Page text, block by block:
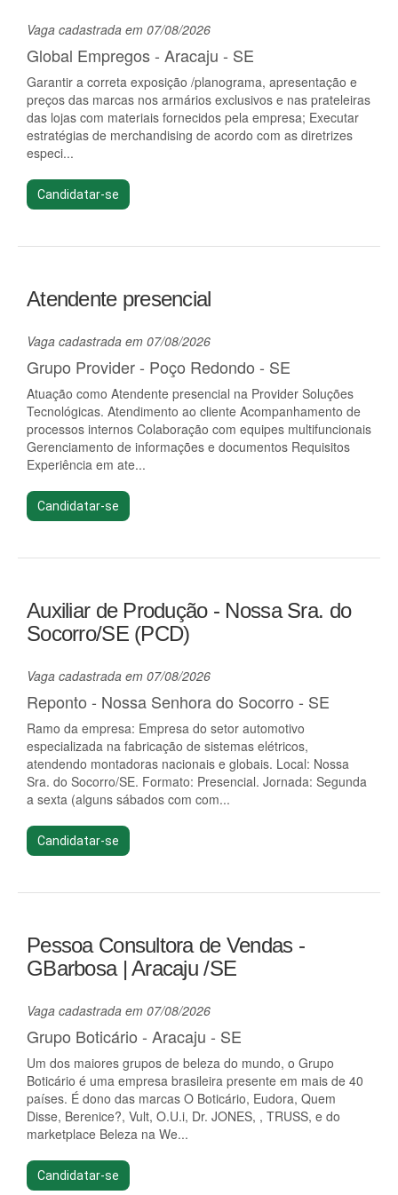
Vaga cadastrada em 07/08/2026
Global Empregos - Aracaju - SE
Garantir a correta exposição /planograma, apresentação e
preços das marcas nos armários exclusivos e nas prateleiras
das lojas com materiais fornecidos pela empresa; Executar
estratégias de merchandising de acordo com as diretrizes
especi...
Candidatar-se
Atendente presencial
Vaga cadastrada em 07/08/2026
Grupo Provider - Poço Redondo - SE
Atuação como Atendente presencial na Provider Soluções
Tecnológicas. Atendimento ao cliente Acompanhamento de
processos internos Colaboração com equipes multifuncionais
Gerenciamento de informações e documentos Requisitos
Experiência em ate...
Candidatar-se
Auxiliar de Produção - Nossa Sra. do
Socorro/SE (PCD)
Vaga cadastrada em 07/08/2026
Reponto - Nossa Senhora do Socorro - SE
Ramo da empresa: Empresa do setor automotivo
especializada na fabricação de sistemas elétricos,
atendendo montadoras nacionais e globais. Local: Nossa
Sra. do Socorro/SE. Formato: Presencial. Jornada: Segunda
a sexta (alguns sábados com com...
Candidatar-se
Pessoa Consultora de Vendas -
GBarbosa | Aracaju /SE
Vaga cadastrada em 07/08/2026
Grupo Boticário - Aracaju - SE
Um dos maiores grupos de beleza do mundo, o Grupo
Boticário é uma empresa brasileira presente em mais de 40
países. É dono das marcas O Boticário, Eudora, Quem
Disse, Berenice?, Vult, O.U.i, Dr. JONES, , TRUSS, e do
marketplace Beleza na We...
Candidatar-se